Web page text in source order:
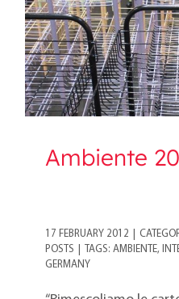
Ambiente
17 FEBRUARY 2012
POSTS
TAGS: AMBIENTE,
GERMANY